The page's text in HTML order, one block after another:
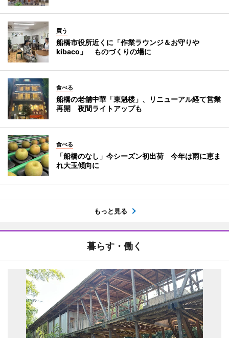
買う
船橋市役所近くに「作業ラウンジ＆お守りや
kibaco」 ものづくりの場に
食べる
船橋の老舗中華「東魁楼」、リニューアル経て営業
再開 夜間ライトアップも
食べる
「船橋のなし」今シーズン初出荷 今年は雨に恵ま
れ大玉傾向に
もっと見る
暮らす・働く